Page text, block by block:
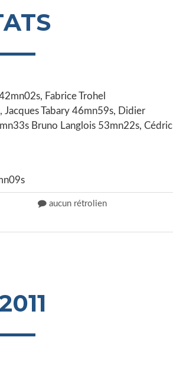
Fabrice Trohel
Tabary 46mn59s, Didier
Bruno Langlois 53mn22s, Cédric
aucun rétrolien